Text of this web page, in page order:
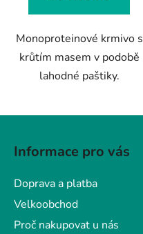
Monoproteinové krmivo s
krůtím masem v podobě
lahodné paštiky.
Informace pro vás
Doprava a platba
Velkoobchod
Proč nakupovat u nás